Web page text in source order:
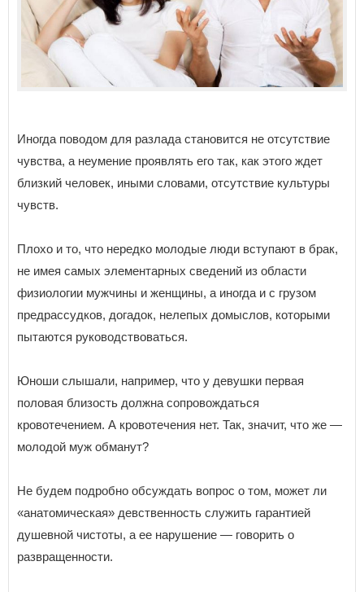
Иногда поводом для разлада становится не отсутствие
чувства, а неумение проявлять его так, как этого ждет
близкий человек, иными словами, отсутствие культуры
чувств.
Плохо и то, что нередко молодые люди вступают в брак,
не имея самых элементарных сведений из области
физиологии мужчины и женщины, а иногда и с грузом
предрассудков, догадок, нелепых домыслов, которыми
пытаются руководствоваться.
Юноши слышали, например, что у девушки первая
половая близость должна сопровождаться
кровотечением. А кровотечения нет. Так, значит, что же —
молодой муж обманут?
Не будем подробно обсуждать вопрос о том, может ли
«анатомическая» девственность служить гарантией
душевной чистоты, а ее нарушение — говорить о
развращенности.